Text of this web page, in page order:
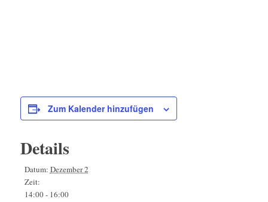
Zum Kalender hinzufügen
Details
Datum: Dezember 2
Zeit:
14:00 - 16:00